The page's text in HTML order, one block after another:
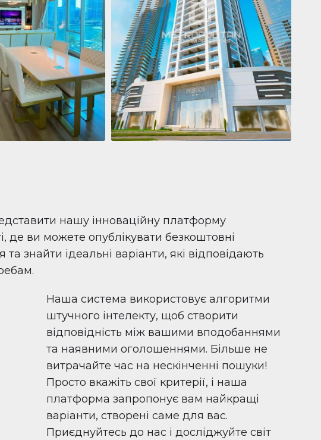
447 $
Promenade,
Квартира681 199 $
Pelagos by IGO
Pelagos by IGO, Dubai Marina, Dubai
1271 м²
нашу інноваційну платформу
де ви можете опублікувати безкоштовні
знайти ідеальні варіанти, які відповідають
Наша система використовує алгоритми
штучного інтелекту, щоб створити
відповідність між вашими вподобаннями
та наявними оголошеннями. Більше не
витрачайте час на нескінченні пошуки!
Просто вкажіть свої критерії, і наша
платформа запропонує вам найкращі
варіанти, створені саме для вас.
Приєднуйтесь до нас і досліджуйте світ